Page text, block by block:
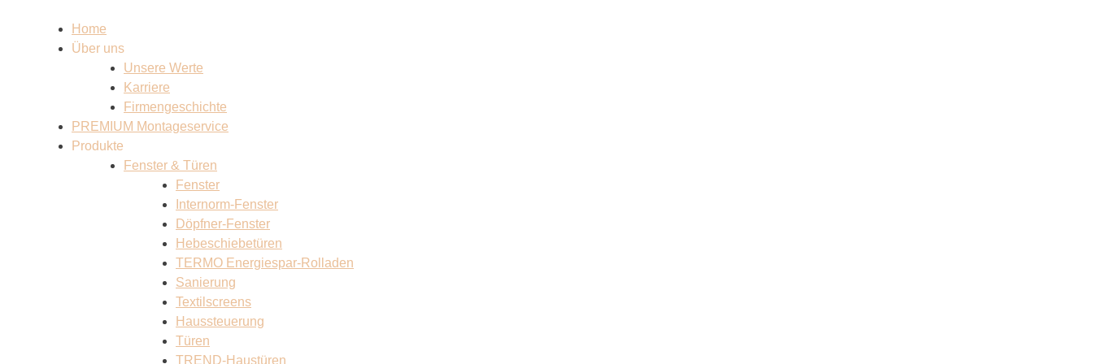
Home
Über uns
Unsere Werte
Karriere
Firmengeschichte
PREMIUM Montageservice
Produkte
Fenster & Türen
Fenster
Internorm-Fenster
Döpfner-Fenster
Hebeschiebetüren
TERMO Energiespar-Rolladen
Sanierung
Textilscreens
Haussteuerung
Türen
TREND-Haustüren